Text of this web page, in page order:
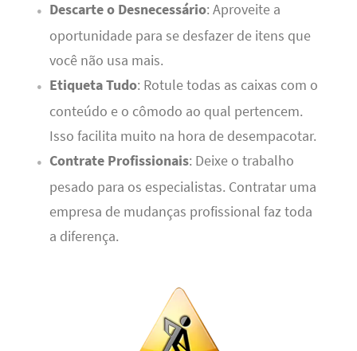
Descarte o Desnecessário: Aproveite a
oportunidade para se desfazer de itens que
você não usa mais.
Etiqueta Tudo: Rotule todas as caixas com o
conteúdo e o cômodo ao qual pertencem.
Isso facilita muito na hora de desempacotar.
Contrate Profissionais: Deixe o trabalho
pesado para os especialistas. Contratar uma
empresa de mudanças profissional faz toda
a diferença.